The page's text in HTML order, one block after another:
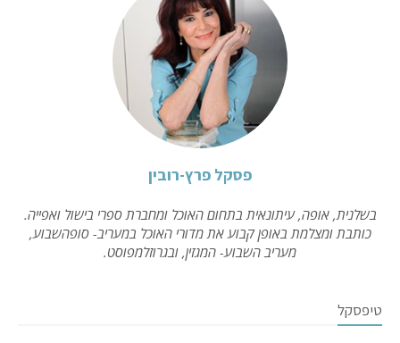
פסקל פרץ-רובין
בשלנית, אופה, עיתונאית בתחום האוכל ומחברת ספרי בישול ואפייה.
כותבת ומצלמת באופן קבוע את מדורי האוכל במעריב- סופהשבוע,
מעריב השבוע- המגזין, ובגרוזלמפוסט.
טיפסקל